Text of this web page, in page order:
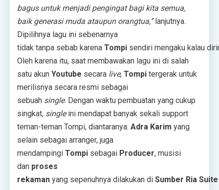
bagus untuk menjadi pengingat bagi kita semua,
baik generasi muda ataupun orangtua,”lanjutnya.
Dipilihnya lagu ini sebenarnya
tidak tanpa sebab karena Tompi sendiri mengaku kalau
Oleh karena itu, saat membawakan lagu ini di salah
satu akun Youtube secara live, Tompi tergerak untuk
merilisnya secara resmi sebagai
sebuah single. Dengan waktu pembuatan yang cukup
singkat, singleini mendapat banyak sekali support
teman-teman Tompi, diantaranya: Adra Karim yang
selain sebagai arranger, juga
mendampingi Tompi sebagai Producer, musisi
dan proses
rekaman yang sepenuhnya dilakukan di Sumber Ria